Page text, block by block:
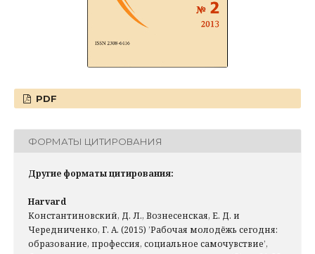
PDF
ФОРМАТЫ ЦИТИРОВАНИЯ
Другие форматы цитирования:
Harvard
Константиновский, Д. Л., Вознесенская, Е. Д. и
Чередниченко, Г. А. (2015) ’Рабочая молодёжь сегодня:
образование, профессия, социальное самочувствие’,